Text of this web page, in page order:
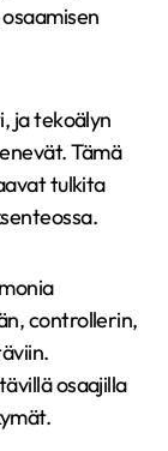
ja tekoälyn
Tämä
tulkita
controllerin,
osaajilla